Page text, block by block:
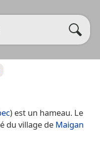
) est un hameau. Le
du village de Maigan